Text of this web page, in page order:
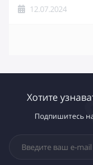
12.07.2024
Хотите
Подпишитесь